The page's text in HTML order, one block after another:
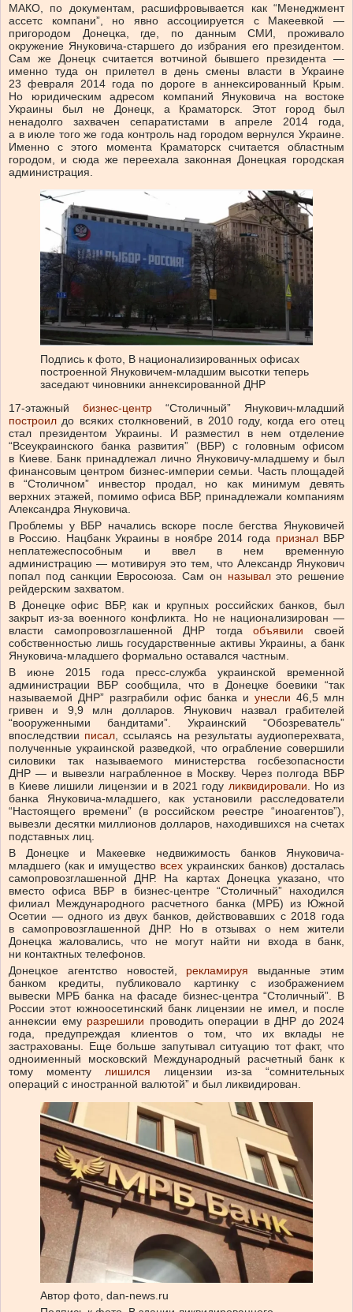
МАКО, по документам, расшифровывается как “Менеджмент
ассетс компани”, но явно ассоциируется с Макеевкой —
пригородом Донецка, где, по данным СМИ, проживало
окружение Януковича-старшего до избрания его президентом.
Сам же Донецк считается вотчиной бывшего президента —
именно туда он прилетел в день смены власти в Украине
23 февраля 2014 года по дороге в аннексированный Крым.
Но юридическим адресом компаний Януковича на востоке
Украины был не Донецк, а Краматорск. Этот город был
ненадолго захвачен сепаратистами в апреле 2014 года,
а в июле того же года контроль над городом вернулся Украине.
Именно с этого момента Краматорск считается областным
городом, и сюда же переехала законная Донецкая городская
администрация.
Подпись к фото, В национализированных офисах
построенной Януковичем-младшим высотки теперь
заседают чиновники аннексированной ДНР
17-этажный бизнес-центр “Столичный” Янукович-младший
построил до всяких столкновений, в 2010 году, когда его отец
стал президентом Украины. И разместил в нем отделение
“Всеукраинского банка развития” (ВБР) с головным офисом
в Киеве. Банк принадлежал лично Януковичу-младшему и был
финансовым центром бизнес-империи семьи. Часть площадей
в “Столичном” инвестор продал, но как минимум девять
верхних этажей, помимо офиса ВБР, принадлежали компаниям
Александра Януковича.
Проблемы у ВБР начались вскоре после бегства Януковичей
в Россию. Нацбанк Украины в ноябре 2014 года признал ВБР
неплатежеспособным и ввел в нем временную
администрацию — мотивируя это тем, что Александр Янукович
попал под санкции Евросоюза. Сам он называлэто решение
рейдерским захватом.
В Донецке офис ВБР, как и крупных российских банков, был
закрыт из-за военного конфликта. Но не национализирован —
власти самопровозглашенной ДНР тогдаобъявили своей
собственностью лишь государственные активы Украины, а банк
Януковича-младшего формально оставался частным.
В июне 2015 года пресс-служба украинской временной
администрации ВБР сообщила, что в Донецке боевики “так
называемой ДНР” разграбили офис банка и унесли 46,5 млн
гривен и 9,9 млн долларов. Янукович назвал грабителей
“вооруженными бандитами”. Украинский “Обозреватель”
впоследствии писал, ссылаясь на результаты аудиоперехвата,
полученные украинской разведкой, что ограбление совершили
силовики так называемого министерства госбезопасности
ДНР — и вывезли награбленное в Москву. Через полгода ВБР
в Киеве лишили лицензии и в 2021 году ликвидировали. Но из
банка Януковича-младшего, как установили расследователи
“Настоящего времени” (в российском реестре “иноагентов”),
вывезли десятки миллионов долларов, находившихся на счетах
подставных лиц.
В Донецке и Макеевке недвижимость банков Януковича-
младшего (как и имущество всех украинских банков) досталась
самопровозглашенной ДНР. На картах Донецка указано, что
вместо офиса ВБР в бизнес-центре “Столичный” находился
филиал Международного расчетного банка (МРБ) из Южной
Осетии — одного из двух банков, действовавших с 2018 года
в самопровозглашенной ДНР. Но в отзывах о нем жители
Донецка жаловались, что не могут найти ни входа в банк,
ни контактных телефонов.
Донецкое агентство новостей, рекламируя выданные этим
банком кредиты, публиковало картинку с изображением
вывески МРБ банка на фасаде бизнес-центра “Столичный”. В
России этот южноосетинский банк лицензии не имел, и после
аннексии ему разрешили проводить операции в ДНР до 2024
года, предупреждая клиентов о том, что их вклады не
застрахованы. Еще больше запутывал ситуацию тот факт, что
одноименный московский Международный расчетный банк к
тому моменту лишился лицензии из-за “сомнительных
операций с иностранной валютой” и был ликвидирован.
Автор фото, dan-news.ru